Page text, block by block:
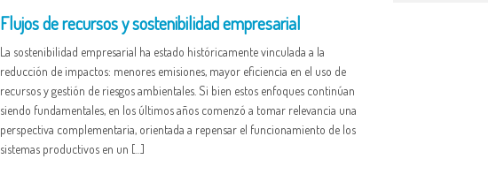
Flujos de recursos y sostenibilidad empresarial
La sostenibilidad empresarial ha estado históricamente vinculada a la
reducción de impactos: menores emisiones, mayor eficiencia en el uso de
recursos y gestión de riesgos ambientales. Si bien estos enfoques continúan
siendo fundamentales, en los últimos años comenzó a tomar relevancia una
perspectiva complementaria, orientada a repensar el funcionamiento de los
sistemas productivos en un […]